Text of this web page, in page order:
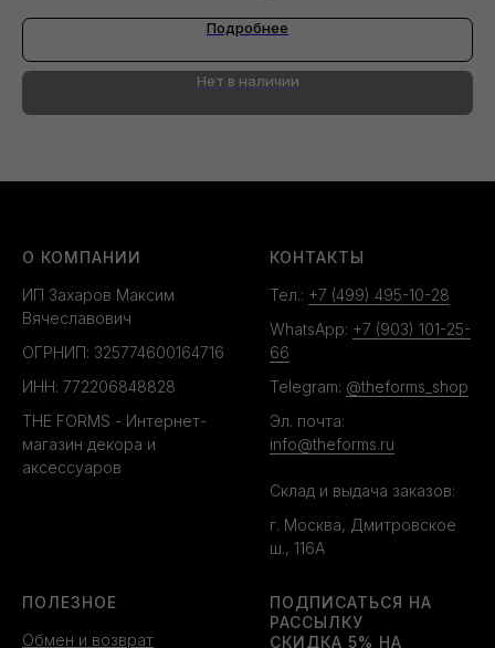
Подробнее
Нет в наличии
О КОМПАНИИ
ИП Захаров Максим
Вячеславович
ОГРНИП: 325774600164716
ИНН: 772206848828
THE FORMS - Интернет-
магазин декора и
аксессуаров
КОНТАКТЫ
Тел.: +7 (499) 495-10-28
WhatsApp: +7 (903) 101-25-
66
Telegram: @theforms_shop
Эл. почта:
info@theforms.ru
Склад и выдача заказов:
г. Москва, Дмитровское
ш., 116А
ПОЛЕЗНОЕ
Обмен и возврат
ПОДПИСАТЬСЯ НА
РАССЫЛКУ
СКИДКА 5% НА